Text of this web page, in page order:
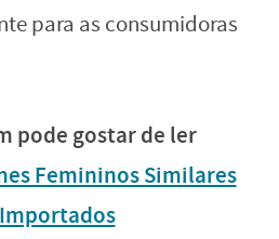
para as consumidoras
pode gostar de ler
Femininos Similares